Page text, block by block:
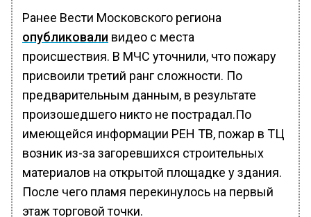
Ранее Вести Московского региона
опубликовали видео с места
происшествия. В МЧС уточнили, что пожару
присвоили третий ранг сложности. По
предварительным данным, в результате
произошедшего никто не пострадал.По
имеющейся информации РЕН ТВ, пожар в ТЦ
возник из-за загоревшихся строительных
материалов на открытой площадке у здания.
После чего пламя перекинулось на первый
этаж торговой точки.